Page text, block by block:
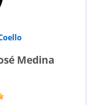
Medina